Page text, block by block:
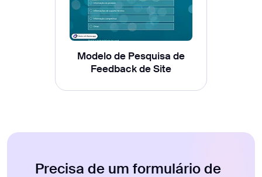
Modelo de Pesquisa de
Feedback de Site
Precisa de um formulário de